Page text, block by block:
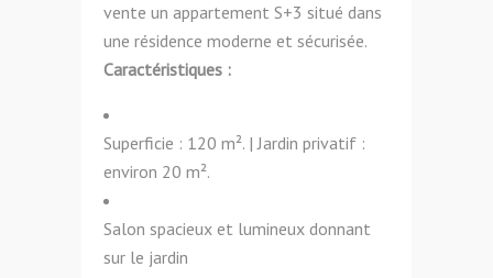
vente un appartement S+3 situé dans
une résidence moderne et sécurisée.
Caractéristiques :
Superficie : 120 m². | Jardin privatif :
environ 20 m².
Salon spacieux et lumineux donnant
sur le jardin